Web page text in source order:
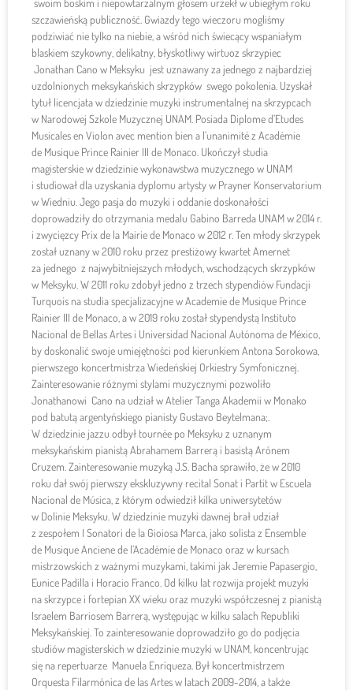
szczawieńską publiczność. Gwiazdy tego wieczoru mogliśmy
podziwiać nie tylko na niebie, a wśród nich świecący wspaniałym
blaskiem szykowny, delikatny, błyskotliwy wirtuoz skrzypiec
Jonathan Cano w Meksyku jest uznawany za jednego z najbardziej
uzdolnionych meksykańskich skrzypków swego pokolenia. Uzyskał
tytuł licencjata w dziedzinie muzyki instrumentalnej na skrzypcach
w Narodowej Szkole Muzycznej UNAM. Posiada Diplome d’Etudes
Musicales en Violon avec mention bien a l’unanimité z Académie
de Musique Prince Rainier III de Monaco. Ukończył studia
magisterskie w dziedzinie wykonawstwa muzycznego w UNAM
i studiował dla uzyskania dyplomu artysty w Prayner Konservatorium
w Wiedniu. Jego pasja do muzyki i oddanie doskonałości
doprowadziły do otrzymania medalu Gabino Barreda UNAM w 2014 r.
i zwycięzcy Prix de la Mairie de Monaco w 2012 r. Ten młody skrzypek
został uznany w 2010 roku przez prestiżowy kwartet Amernet
za jednego z najwybitniejszych młodych, wschodzących skrzypków
w Meksyku. W 2011 roku zdobył jedno z trzech stypendiów Fundacji
Turquois na studia specjalizacyjne w Academie de Musique Prince
Rainier III de Monaco, a w 2019 roku został stypendystą Instituto
Nacional de Bellas Artes i Universidad Nacional Autónoma de México,
by doskonalić swoje umiejętności pod kierunkiem Antona Sorokowa,
pierwszego koncertmistrza Wiedeńskiej Orkiestry Symfonicznej.
Zainteresowanie różnymi stylami muzycznymi pozwoliło
Jonathanowi Cano na udział w Atelier Tanga Akademii w Monako
pod batutą argentyńskiego pianisty Gustavo Beytelmana;.
W dziedzinie jazzu odbył tournée po Meksyku z uznanym
meksykańskim pianistą Abrahamem Barrerą i basistą Arónem
Cruzem. Zainteresowanie muzyką J.S. Bacha sprawiło, że w 2010
roku dał swój pierwszy ekskluzywny recital Sonat i Partit w Escuela
Nacional de Música, z którym odwiedził kilka uniwersytetów
w Dolinie Meksyku. W dziedzinie muzyki dawnej brał udział
z zespołem I Sonatori de la Gioiosa Marca, jako solista z Ensemble
de Musique Anciene de l’Académie de Monaco oraz w kursach
mistrzowskich z ważnymi muzykami, takimi jak Jeremie Papasergio,
Eunice Padilla i Horacio Franco. Od kilku lat rozwija projekt muzyki
na skrzypce i fortepian XX wieku oraz muzyki współczesnej z pianistą
Israelem Barriosem Barrerą, występując w kilku salach Republiki
Meksykańskiej. To zainteresowanie doprowadziło go do podjęcia
studiów magisterskich w dziedzinie muzyki w UNAM, koncentrując
się na repertuarze Manuela Enríqueza. Był koncertmistrzem
Orquesta Filarmónica de las Artes w latach 2009-2014, a także